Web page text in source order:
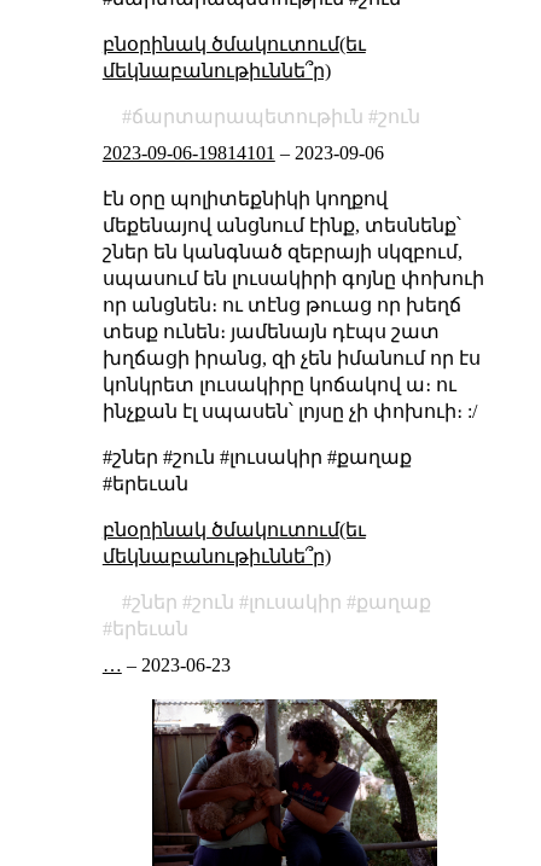
բնօրինակ ծմակուտում(եւ
մեկնաբանութիւննե՞ր)
ճարտարապետութիւն
շուն
2023-09-06-19814101 – 2023-09-06
էն օրը պոլիտեքնիկի կողքով
մեքենայով անցնում էինք, տեսնենք՝
շներ են կանգնած զեբրայի սկզբում,
սպասում են լուսակիրի գոյնը փոխուի
որ անցնեն։ ու տէնց թուաց որ խեղճ
տեսք ունեն։ յամենայն դէպս շատ
խղճացի իրանց, զի չեն իմանում որ էս
կոնկրետ լուսակիրը կոճակով ա։ ու
ինչքան էլ սպասեն՝ լոյսը չի փոխուի։ :/
#շներ #շուն #լուսակիր #քաղաք
#երեւան
բնօրինակ ծմակուտում(եւ
մեկնաբանութիւննե՞ր)
շներ շուն լուսակիր
քաղաք
երեւան
… – 2023-06-23